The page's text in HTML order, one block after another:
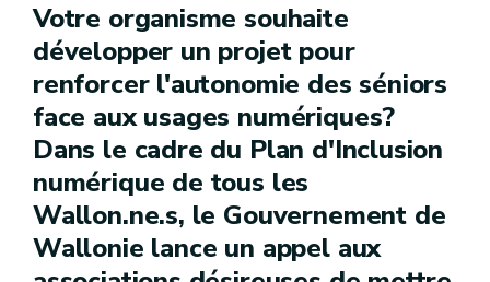
Votre organisme souhaite
développer un projet pour
renforcer l'autonomie des séniors
face aux usages numériques?
Dans le cadre du Plan d'Inclusion
numérique de tous les
Wallon.ne.s, le Gouvernement de
Wallonie lance un appel aux